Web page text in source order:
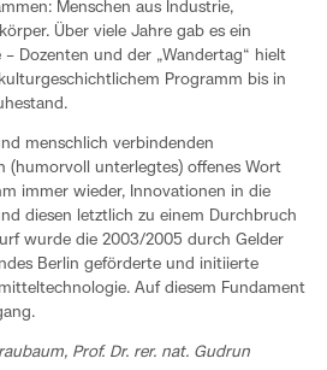
Menschen aus Industrie,
Über viele Jahre gab es ein
Dozenten und der „Wandertag“ hielt
Programm bis in
menschlich verbindenden
(humorvoll unterlegtes) offenes Wort
immer wieder, Innovationen in die
diesen letztlich zu einem Durchbruch
wurde die 2003/2005 durch Gelder
Berlin geförderte und initiierte
Auf diesem Fundament
Prof. Dr. rer. nat. Gudrun